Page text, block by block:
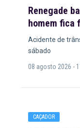
Renegade
homem fica
Acidente de
sábado
08 agosto 2026 -
CAÇADOR